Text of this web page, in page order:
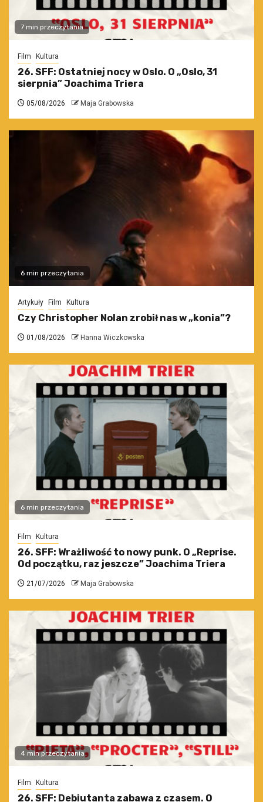
7 min przeczytania
Film Kultura
26. SFF: Ostatniej nocy w Oslo. O „Oslo, 31
sierpnia” Joachima Triera
05/08/2026 Maja Grabowska
6 min przeczytania
Artykuły Film Kultura
Czy Christopher Nolan zrobił nas w „konia”?
01/08/2026 Hanna Wiczkowska
6 min przeczytania
Film Kultura
26. SFF: Wrażliwość to nowy punk. O „Reprise.
Od początku, raz jeszcze” Joachima Triera
21/07/2026 Maja Grabowska
4 min przeczytania
Film Kultura
26. SFF: Debiutanta zabawa z czasem. O